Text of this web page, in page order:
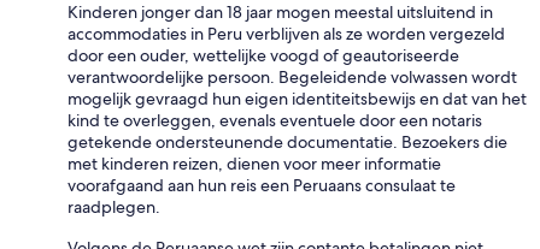
Kinderen jonger dan 18 jaar mogen meestal uitsluitend in
accommodaties in Peru verblijven als ze worden vergezeld
door een ouder, wettelijke voogd of geautoriseerde
verantwoordelijke persoon. Begeleidende volwassen wordt
mogelijk gevraagd hun eigen identiteitsbewijs en dat van het
kind te overleggen, evenals eventuele door een notaris
getekende ondersteunende documentatie. Bezoekers die
met kinderen reizen, dienen voor meer informatie
voorafgaand aan hun reis een Peruaans consulaat te
raadplegen.